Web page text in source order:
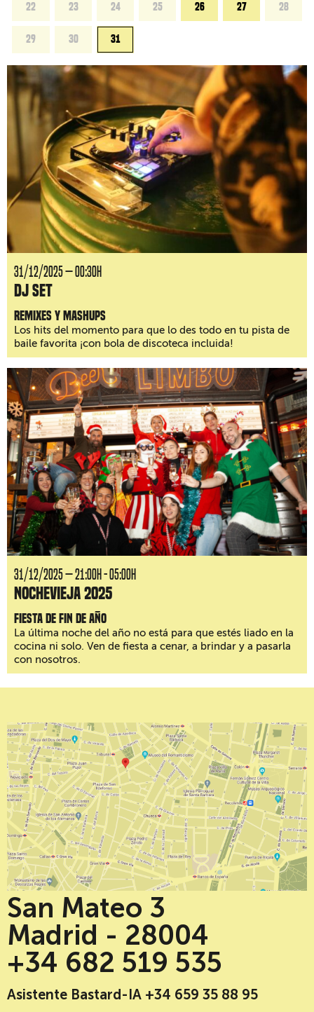
22 23 24 25 26 27 28
29 30 31
31/12/2025 — 00:30H
DJ Set
Remixes y mashups
Los hits del momento para que lo des todo en tu pista de
baile favorita ¡con bola de discoteca incluida!
31/12/2025 — 21:00H - 05:00H
Nochevieja 2025
Fiesta de fin de año
La última noche del año no está para que estés liado en la
cocina ni solo. Ven de fiesta a cenar, a brindar y a pasarla
con nosotros.
San Mateo 3
Madrid - 28004
+34 682 519 535
Asistente Bastard-IA +34 659 35 88 95